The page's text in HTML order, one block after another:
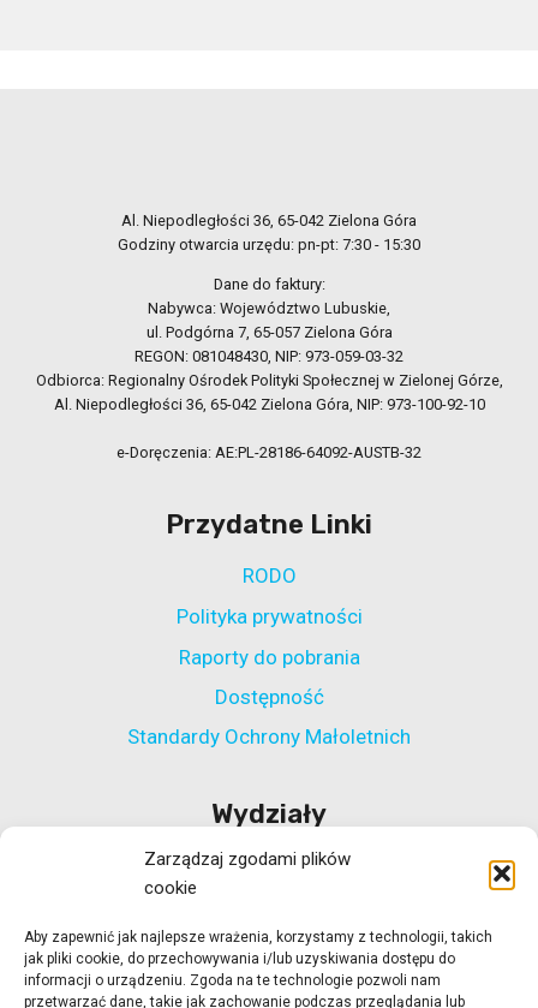
Zarządzaj zgodami plików
cookie
Aby zapewnić jak najlepsze wrażenia, korzystamy z technologii, takich
jak pliki cookie, do przechowywania i/lub uzyskiwania dostępu do
informacji o urządzeniu. Zgoda na te technologie pozwoli nam
przetwarzać dane, takie jak zachowanie podczas przeglądania lub
Al. Niepodległości 36, 65-042 Zielona Góra
Godziny otwarcia urzędu: pn-pt: 7:30 - 15:30
Dane do faktury:
Nabywca: Województwo Lubuskie,
ul. Podgórna 7, 65-057 Zielona Góra
REGON: 081048430, NIP: 973-059-03-32
Odbiorca: Regionalny Ośrodek Polityki Społecznej w Zielonej Górze,
Al. Niepodległości 36, 65-042 Zielona Góra, NIP: 973-100-92-10
e-Doręczenia: AE:PL-28186-64092-AUSTB-32
Przydatne Linki
RODO
Polityka prywatności
Raporty do pobrania
Dostępność
Standardy Ochrony Małoletnich
Wydziały
Wydział Polityki Społecznej
Wydział ds. Rehabilitacji Zawodowej i Społecznej
Wydział Koordynacji Włączenia Społecznego
Wydział ds. Realizacji Projektów Strukturalnych